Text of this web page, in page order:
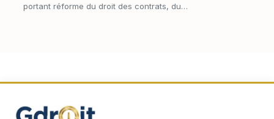
portant réforme du droit des contrats, du